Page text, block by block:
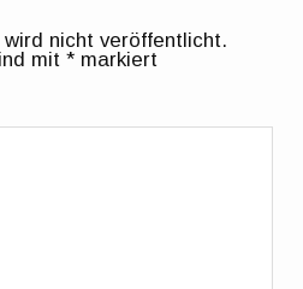
nicht veröffentlicht.
mit* markiert